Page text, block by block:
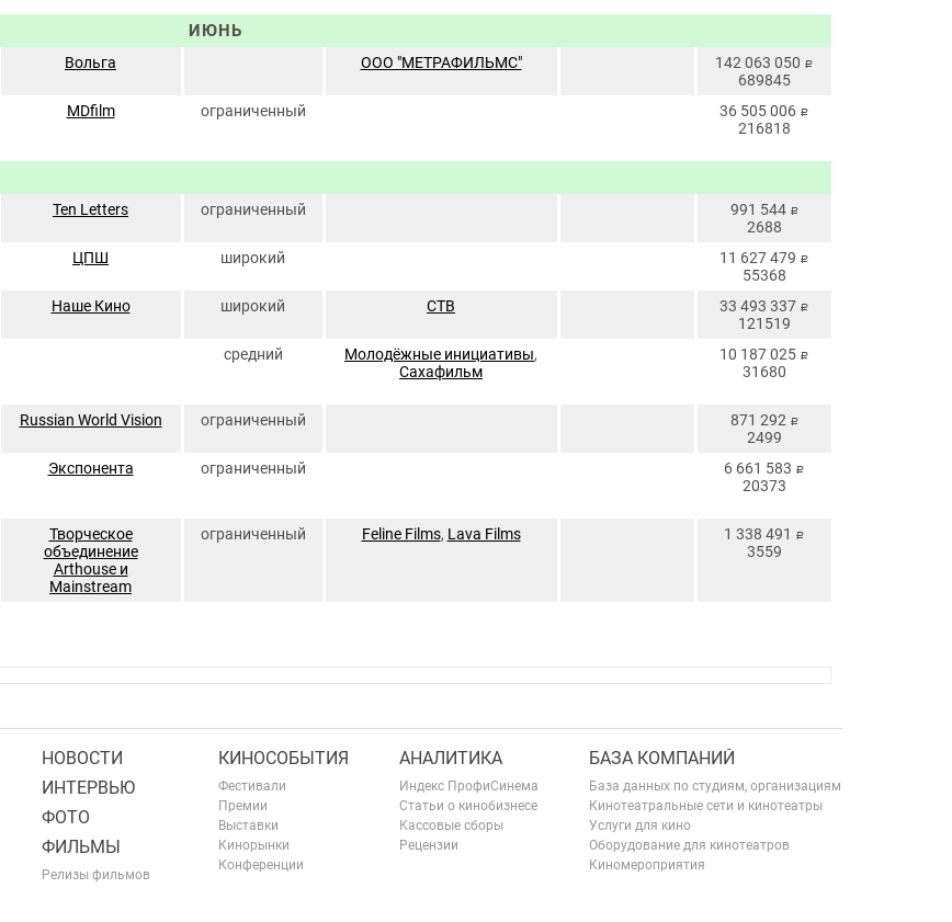
ИЮНЬ
Вольга ООО "МЕТРАФИЛЬМС" 142 063 050 руб.
689845
MDfilm ограниченный 36 505 006 руб.
216818
Ten Letters ограниченный 991 544 руб.
2688
ЦПШ широкий 11 627 479 руб.
55368
Наше Кино широкий СТВ 33 493 337 руб.
121519
средний Молодёжные инициативы,
Сахафильм
10 187 025 руб.
31680
Russian World Vision ограниченный 871 292 руб.
2499
Экспонента ограниченный 6 661 583 руб.
20373
Творческое
объединение
Arthouse и
Mainstream
ограниченный Feline Films, Lava Films 1 338 491 руб.
3559
НОВОСТИ
ИНТЕРВЬЮ
ФОТО
ФИЛЬМЫ
Релизы фильмов
КИНОСОБЫТИЯ
Фестивали
Премии
Выставки
Кинорынки
Конференции
АНАЛИТИКА
Индекс ПрофиСинема
Статьи о кинобизнесе
Кассовые сборы
Рецензии
БАЗА КОМПАНИЙ
База данных по студиям, организациям
Кинотеатральные сети и кинотеатры
Услуги для кино
Оборудование для кинотеатров
Киномероприятия